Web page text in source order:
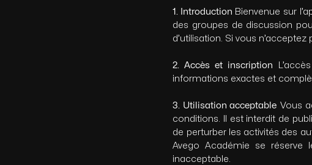
1. Introduction Bienvenue sur
des groupes de discussion
d’utilisation. Si vous
2. Accès et inscription
informations exactes et
3. Utilisation acceptable Vous
conditions. Il est interdit de
de perturber les activités des
Avego Académie se
inacceptable.